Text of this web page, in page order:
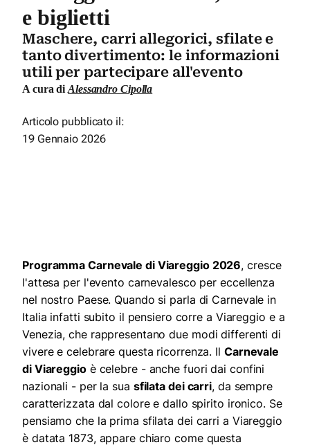
e biglietti
Maschere, carri allegorici, sfilate e
tanto divertimento: le informazioni
utili per partecipare all'evento
A cura di Alessandro Cipolla
Articolo pubblicato il:
19 Gennaio 2026
Programma Carnevale di Viareggio 2026, cresce
l'attesa per l'evento carnevalesco per eccellenza
nel nostro Paese. Quando si parla di Carnevale in
Italia infatti subito il pensiero corre a Viareggio e a
Venezia, che rappresentano due modi differenti di
vivere e celebrare questa ricorrenza. Il Carnevale
di Viareggioè celebre - anche fuori dai confini
nazionali - per la sua sfilata dei carri, da sempre
caratterizzata dal colore e dallo spirito ironico. Se
pensiamo che la prima sfilata dei carri a Viareggio
è datata 1873, appare chiaro come questa